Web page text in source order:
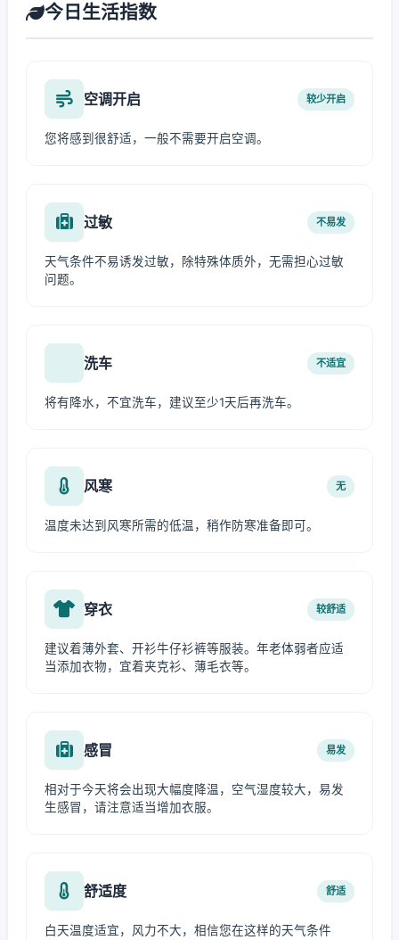
今日生活指数
空调开启 较少开启
您将感到很舒适，一般不需要开启空调。
过敏 不易发
天气条件不易诱发过敏，除特殊体质外，无需担心过敏
问题。
洗车 不适宜
将有降水，不宜洗车，建议至少1天后再洗车。
风寒 无
温度未达到风寒所需的低温，稍作防寒准备即可。
穿衣 较舒适
建议着薄外套、开衫牛仔衫裤等服装。年老体弱者应适
当添加衣物，宜着夹克衫、薄毛衣等。
感冒 易发
相对于今天将会出现大幅度降温，空气湿度较大，易发
生感冒，请注意适当增加衣服。
舒适度 舒适
白天温度适宜，风力不大，相信您在这样的天气条件